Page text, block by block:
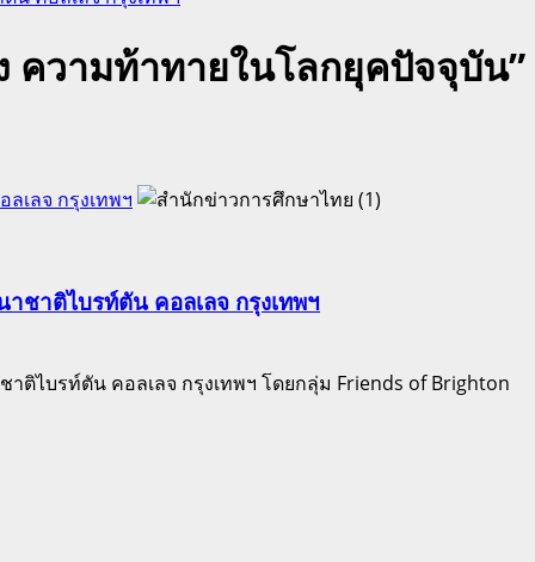
วามท้าทายในโลกยุคปัจจุบัน”
เลจ กรุงเทพฯ
ชาติไบรท์ตัน คอลเลจ กรุงเทพฯ
ติไบรท์ตัน คอลเลจ กรุงเทพฯ โดยกลุ่ม Friends of Brighton